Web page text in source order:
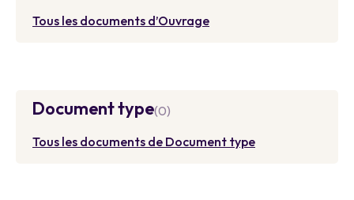
Tous les documents d’Ouvrage
Document type(0)
Tous les documents de Document type